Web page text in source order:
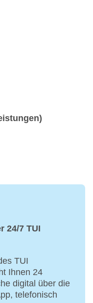
24/7 TUI
TUI
Ihnen 24
digital über die
telefonisch